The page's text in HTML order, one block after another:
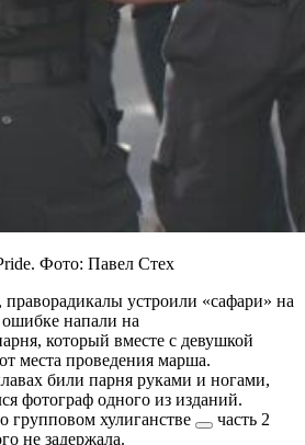
Фото: Павел Стех
устроили «сафари» на
напали на
который вместе с девушкой
места проведения марша.
били парня руками и ногами,
фотограф одного из изданий.
групповом хулиганстве
часть 2
не задержала.